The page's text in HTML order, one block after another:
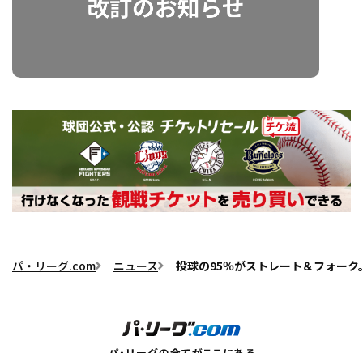
パ・リーグ.com ニュース 投球の95％がストレート＆フォー